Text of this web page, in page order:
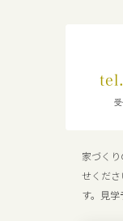
tel.
家づく
せくだ
す。見学